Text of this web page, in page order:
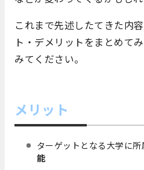
これまで先述したてきた内
ト・デメリットをまとめて
みてください。
メリット
ターゲットとなる大学に
能